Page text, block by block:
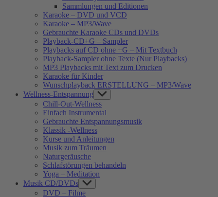
menu
Sammlungen und Editionen
Karaoke – DVD und VCD
Karaoke – MP3/Wave
Gebrauchte Karaoke CDs und DVDs
Playback-CD+G – Sampler
Playbacks auf CD ohne +G – Mit Textbuch
Playback-Sampler ohne Texte (Nur Playbacks)
MP3 Playbacks mit Text zum Drucken
Karaoke für Kinder
Wunschplayback ERSTELLUNG – MP3/Wave
Wellness-Entspannung Show
sub
menu
Chill-Out-Wellness
Einfach Instrumental
Gebrauchte Entspannungsmusik
Klassik -Wellness
Kurse und Anleitungen
Musik zum Träumen
Naturgeräusche
Schlafstörungen behandeln
Yoga – Meditation
Musik CD/DVDs Show
sub
DVD – Filme